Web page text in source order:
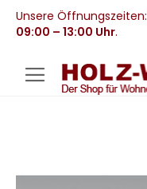
Unsere Öffnungszeiten:
09:00 – 13:00 Uhr.